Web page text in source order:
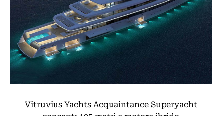
Vitruvius Yachts Acquaintance Superyacht